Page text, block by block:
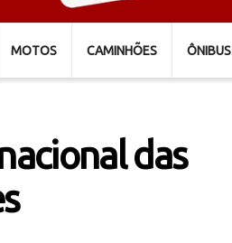
MOTOS CAMINHÕES ÔNIBUS
das